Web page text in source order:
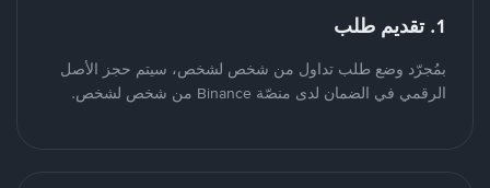
1. تقديم طلب
بمُجرّد وضع طلب تداول من شخص لشخص، سيتم حجز الأصل
الرقمي في الضمان لدى منصّة Binance من شخص لشخص.